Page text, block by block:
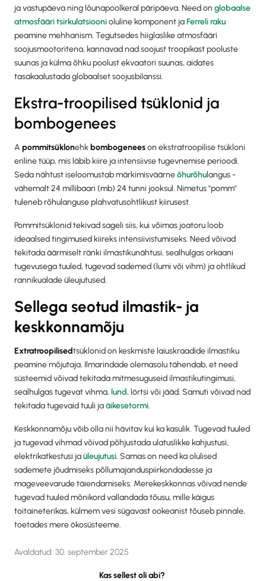
ja vastupäeva ning lõunapoolkeral päripäeva. Need on globaalse
atmosfääri tsirkulatsioonioluline komponent jaFerreli raku
peamine mehhanism. Tegutsedes hiiglaslike atmosfääri
soojusmootoritena, kannavad nad soojust troopikast pooluste
suunas ja külma õhku poolust ekvaatori suunas, aidates
tasakaalustada globaalset soojusbilanssi.
Ekstra-troopilised tsüklonid ja
bombogenees
A pommitsüklonehk bombogeneeson ekstratroopilise tsükloni
eriline tüüp, mis läbib kiire ja intensiivse tugevnemise perioodi.
Seda nähtust iseloomustab märkimisväärneõhurõhulangus-
vähemalt 24 millibaari (mb) 24 tunni jooksul. Nimetus "pomm"
tuleneb rõhulanguse plahvatusohtlikust kiirusest.
Pommitsüklonid tekivad sageli siis, kui võimas joatoru loob
ideaalsed tingimused kiireks intensiivistumiseks. Need võivad
tekitada äärmiselt ränki ilmastikunähtusi, sealhulgas orkaani
tugevusega tuuled, tugevad sademed (lumi või vihm) ja ohtlikud
rannikualade üleujutused.
Sellega seotud ilmastik- ja
keskkonnamõju
‍Extratroopilisedtsüklonid on keskmiste laiuskraadide ilmastiku
peamine mõjutaja. Ilmarindade olemasolu tähendab, et need
süsteemid võivad tekitada mitmesuguseid ilmastikutingimusi,
sealhulgas tugevat vihma, lund, lörtsi või jääd. Samuti võivad nad
tekitada tugevaid tuuli jaäikesetormi.
Keskkonnamõju võib olla nii hävitav kui ka kasulik. Tugevad tuuled
ja tugevad vihmad võivad põhjustada ulatuslikke kahjustusi,
elektrikatkestusi jaüleujutusi. Samas on need ka olulised
sademete jõudmiseks põllumajanduspiirkondadesse ja
mageveevarude täiendamiseks. Merekeskkonnas võivad nende
tugevad tuuled mõnikord vallandada tõusu, mille käigus
toitaineterikas, külmem vesi sügavast ookeanist tõuseb pinnale,
toetades mere ökosüsteeme.
Avaldatud: 30. september 2025
Kas sellest oli abi?